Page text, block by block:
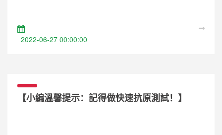
2022-06-27 00:00:00
【小編溫馨提示：記得做快速抗原測試！】